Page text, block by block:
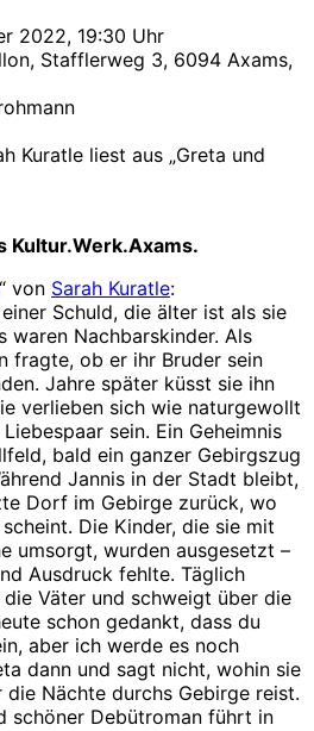
2022, 19:30 Uhr
Stafflerweg 3, 6094 Axams,
Kultur.Werk.Axams.
“ von Sarah Kuratle:
Schuld, die älter ist als sie
waren Nachbarskinder. Als
fragte, ob er ihr Bruder sein
Jahre später küsst sie ihn
verlieben sich wie naturgewollt
sein. Ein Geheimnis
bald ein ganzer Gebirgszug
Jannis in der Stadt bleibt,
Dorf im Gebirge zurück, wo
Die Kinder, die sie mit
umsorgt, wurden ausgesetzt –
Ausdruck fehlte. Täglich
Väter und schweigt über die
schon gedankt, dass du
aber ich werde es noch
dann und sagt nicht, wohin sie
Nächte durchs Gebirge reist.
schöner Debütroman führt in